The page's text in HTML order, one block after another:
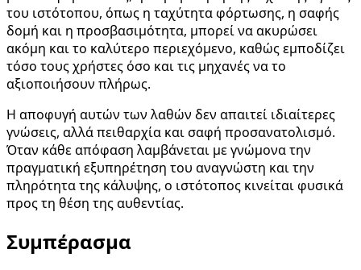
του ιστότοπου, όπως η ταχύτητα φόρτωσης, η σαφής
δομή και η προσβασιμότητα, μπορεί να ακυρώσει
ακόμη και το καλύτερο περιεχόμενο, καθώς εμποδίζει
τόσο τους χρήστες όσο και τις μηχανές να το
αξιοποιήσουν πλήρως.
Η αποφυγή αυτών των λαθών δεν απαιτεί ιδιαίτερες
γνώσεις, αλλά πειθαρχία και σαφή προσανατολισμό.
Όταν κάθε απόφαση λαμβάνεται με γνώμονα την
πραγματική εξυπηρέτηση του αναγνώστη και την
πληρότητα της κάλυψης, ο ιστότοπος κινείται φυσικά
προς τη θέση της αυθεντίας.
Συμπέρασμα